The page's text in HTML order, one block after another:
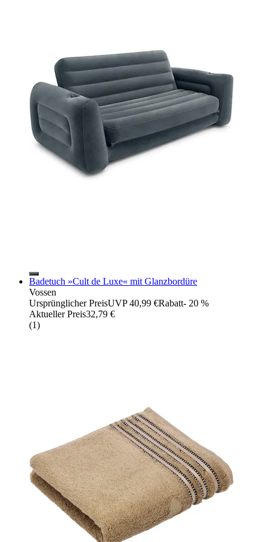
Badetuch »Cult de Luxe« mit Glanzbordüre
Vossen
Ursprünglicher PreisUVP 40,99 €Rabatt- 20 %
Aktueller Preis32,79 €
(1)